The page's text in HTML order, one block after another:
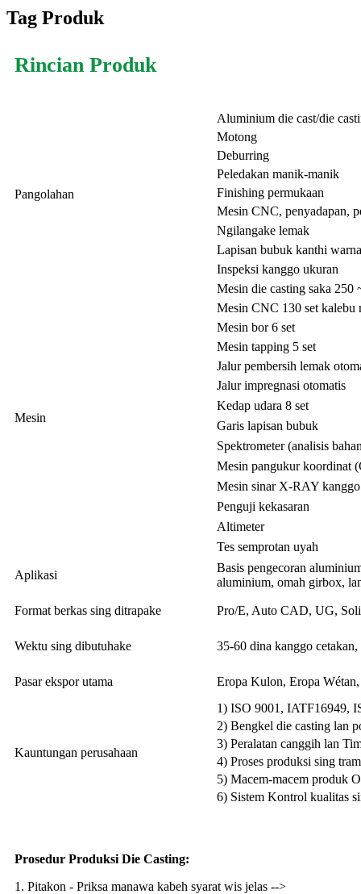
Tag Produk
Rincian Produk
Pangolahan
Aluminium die cast/die
Motong
Deburring
Peledakan manik-manik
Finishing permukaan
Mesin CNC, penyadapan,
Ngilangake lemak
Lapisan bubuk kanthi
Inspeksi kanggo ukuran
Mesin
Mesin die casting saka 250
Mesin CNC 130 set
Mesin bor 6 set
Mesin tapping 5 set
Jalur pembersih lemak
Jalur impregnasi otomatis
Kedap udara 8 set
Garis lapisan bubuk
Spektrometer (analisis
Mesin pangukur koordinat
Mesin sinar X-RAY
Penguji kekasaran
Altimeter
Tes semprotan uyah
Aplikasi
Basis pengecoran
aluminium, omah girbox,
Format berkas sing ditrapake Pro/E, Auto CAD, UG,
Wektu sing dibutuhake 35-60 dina kanggo
Pasar ekspor utama Eropa Kulon, Eropa
Kauntungan perusahaan
1) ISO 9001, IATF16949,
2) Bengkel die casting lan
3) Peralatan canggih lan
4) Proses produksi sing
5) Macem-macem produk
6) Sistem Kontrol kualitas
Prosedur Produksi Die Casting:
1. Pitakon - Priksa manawa kabeh syarat wis jelas -->